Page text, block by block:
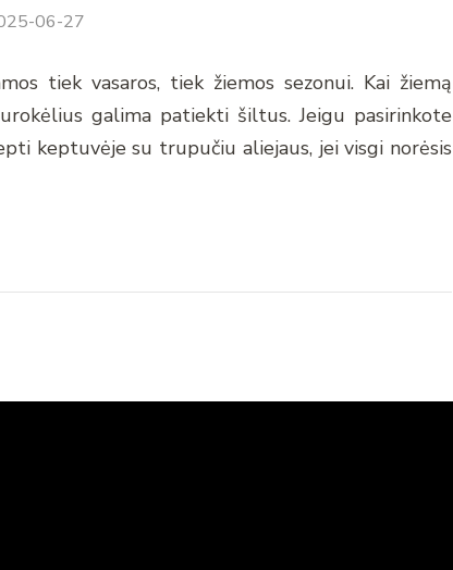
06-27
tiek vasaros, tiek žiemos sezonui. Kai žiemą
galima patiekti šiltus. Jeigu pasirinkote
keptuvėje su trupučiu aliejaus, jei visgi norėsis